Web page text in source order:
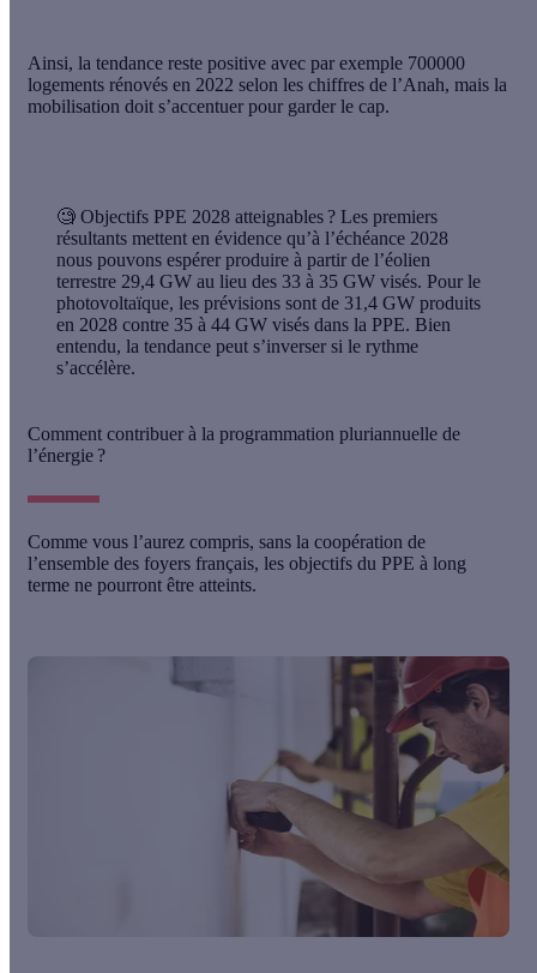
Ainsi, la tendance reste positive avec par exemple 700000
logements rénovés en 2022 selon les chiffres de l’Anah, mais la
mobilisation doit s’accentuer pour garder le cap.
🧐 Objectifs PPE 2028 atteignables ? Les premiers
résultants mettent en évidence qu’à l’échéance 2028
nous pouvons espérer produire à partir de l’éolien
terrestre 29,4 GW au lieu des 33 à 35 GW visés. Pour le
photovoltaïque, les prévisions sont de 31,4 GW produits
en 2028 contre 35 à 44 GW visés dans la PPE. Bien
entendu, la tendance peut s’inverser si le rythme
s’accélère.
Comment contribuer à la programmation pluriannuelle de
l’énergie ?
Comme vous l’aurez compris, sans la coopération de
l’ensemble des foyers français, les objectifs du PPE à long
terme ne pourront être atteints.